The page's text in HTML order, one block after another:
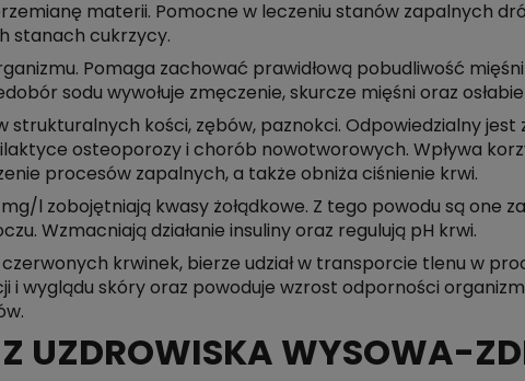
materii. Pomocne w leczeniu stanów zapalnych
stanach cukrzycy.
Pomaga zachować prawidłową pobudliwość
sodu wywołuje zmęczenie, skurcze mięśni oraz
strukturalnych kości, zębów, paznokci. Odpowiedzialny jest
osteoporozy i chorób nowotworowych. Wpływa
procesów zapalnych, a także obniża ciśnienie krwi.
l zobojętniają kwasy żołądkowe. Z tego powodu są one
Wzmacniają działanie insuliny oraz regulują pH krwi.
krwinek, bierze udział w transporcie tlenu w
wyglądu skóry oraz powoduje wzrost odporności
UZDROWISKA WYSOWA-